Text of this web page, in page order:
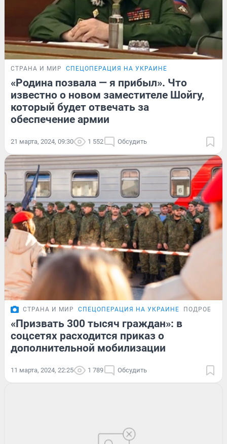
СТРАНА И МИР СПЕЦОПЕРАЦИЯ НА УКРАИНЕ
«Родина позвала — я прибыл». Что
известно о новом заместителе Шойгу,
который будет отвечать за
обеспечение армии
21 марта, 2024, 09:30 1 552 Обсудить
СТРАНА И МИР СПЕЦОПЕРАЦИЯ НА УКРАИНЕ
«Призвать 300 тысяч граждан»: в
соцсетях расходится приказ о
дополнительной мобилизации
11 марта, 2024, 22:25 1 789 Обсудить